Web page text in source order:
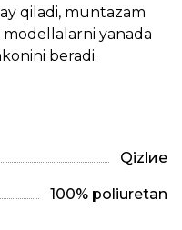
qiladi, muntazam
modellalarni yanada
beradi.
Qizlие
100% poliuretan